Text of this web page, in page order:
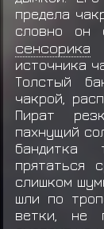
предела
словно он
сенсорика
источника
Толстый
чакрой,
Пират
пахнущий
бандитка
прятаться
слишком
шли по
ветки, не